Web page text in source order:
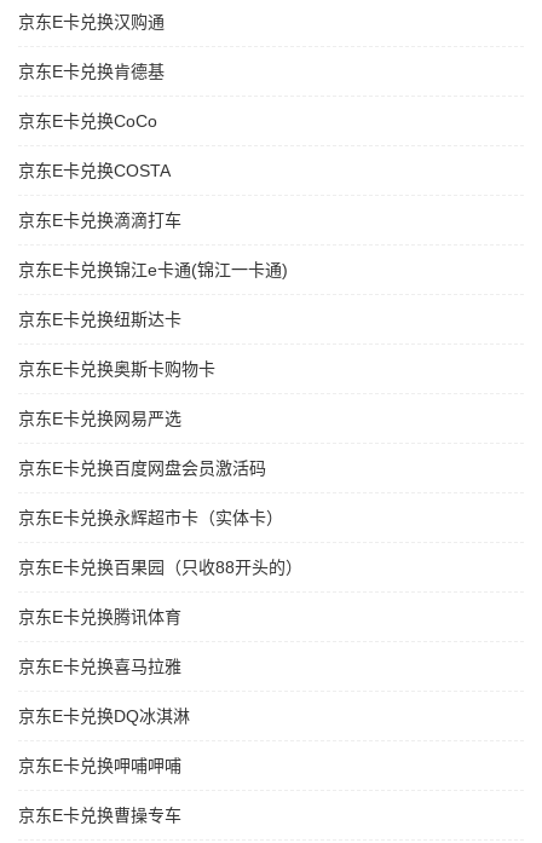
京东E卡兑换汉购通
京东E卡兑换肯德基
京东E卡兑换CoCo
京东E卡兑换COSTA
京东E卡兑换滴滴打车
京东E卡兑换锦江e卡通(锦江一卡通)
京东E卡兑换纽斯达卡
京东E卡兑换奥斯卡购物卡
京东E卡兑换网易严选
京东E卡兑换百度网盘会员激活码
京东E卡兑换永辉超市卡（实体卡）
京东E卡兑换百果园（只收88开头的）
京东E卡兑换腾讯体育
京东E卡兑换喜马拉雅
京东E卡兑换DQ冰淇淋
京东E卡兑换呷哺呷哺
京东E卡兑换曹操专车